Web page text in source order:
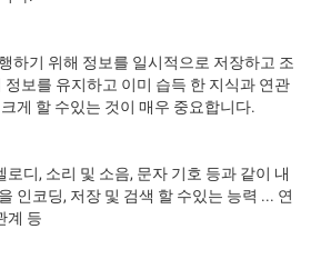
하기 위해 정보를 일시적으로 저장하고 조
정보를 유지하고 이미 습득 한 지식과 연관
게 할 수있는 것이 매우 중요합니다.
로디, 소리 및 소음, 문자 기호 등과 같이 내
인코딩, 저장 및 검색 할 수있는 능력 ... 연
계 등